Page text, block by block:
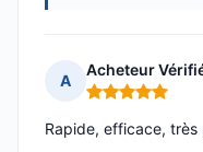
A
Acheteur
Note : 5 sur 5
Rapide, efficace, très